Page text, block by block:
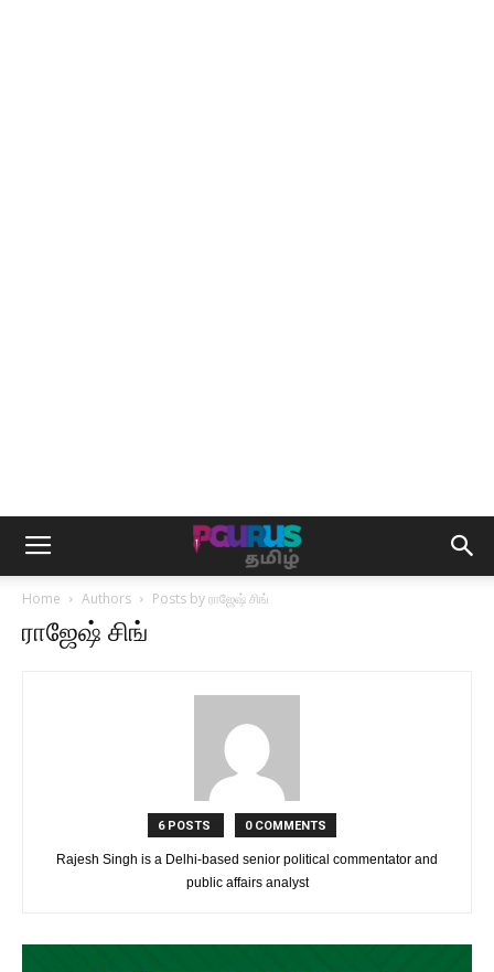
Home Authors Posts by ராஜேஷ் சிங்
ராஜேஷ் சிங்
6 POSTS 0 COMMENTS
Rajesh Singh is a Delhi-based senior political commentator and
public affairs analyst